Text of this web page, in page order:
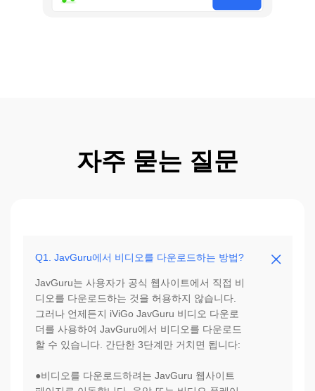
자주 묻는 질문
Q1. JavGuru에서 비디오를 다운로드하는 방법?
JavGuru는 사용자가 공식 웹사이트에서 직접 비
디오를 다운로드하는 것을 허용하지 않습니다.
그러나 언제든지 iViGo JavGuru 비디오 다운로
더를 사용하여 JavGuru에서 비디오를 다운로드
할 수 있습니다. 간단한 3단계만 거치면 됩니다:
●비디오를 다운로드하려는 JavGuru 웹사이트